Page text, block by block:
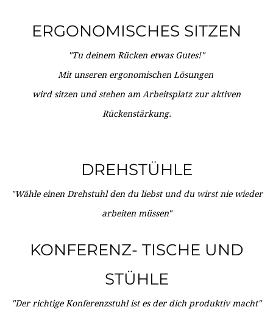
ERGONOMISCHES SITZEN
"Tu deinem Rücken etwas Gutes!"
Mit unseren ergonomischen Lösungen
wird sitzen und stehen am Arbeitsplatz zur aktiven
Rückenstärkung.
DREHSTÜHLE
"Wähle einen Drehstuhl den du liebst und du wirst nie wieder
arbeiten müssen"
KONFERENZ- TISCHE UND
STÜHLE
"Der richtige Konferenzstuhl ist es der dich produktiv macht"